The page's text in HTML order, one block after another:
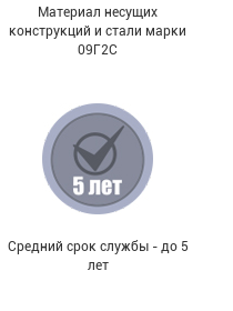
Материал несущих
конструкций и стали марки
09Г2С
Средний срок службы - до 5
лет